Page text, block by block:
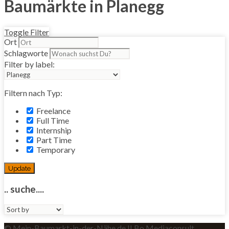
Baumärkte in Planegg
Toggle Filter
Ort
Schlagworte
Filter by label:
Filtern nach Typ:
Freelance
Full Time
Internship
Part Time
Temporary
Update
.. suche....
Sort